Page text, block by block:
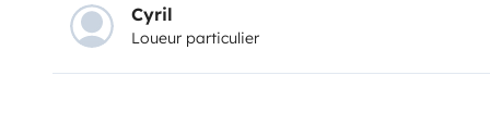
Notre véhicule est un Fiat Ducato, 2,2 140ch, boîte
Cyril
Loueur particulier